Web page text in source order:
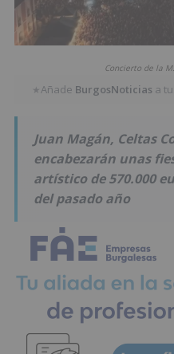
Concierto de la
★Añade BurgosNoticias a
Juan Magán, Celtas
encabezarán unas
artístico de 570.000
del pasado año